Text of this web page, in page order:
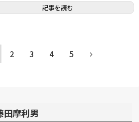
記事を読む
2 3 4 5
田摩利男